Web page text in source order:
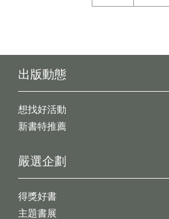
出版動態
想找好活動
新書特推薦
嚴選企劃
得獎好書
主題書展